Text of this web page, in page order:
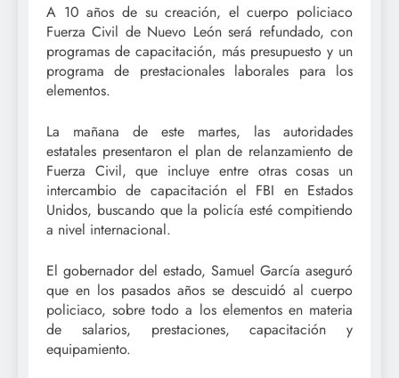
A 10 años de su creación, el cuerpo policiaco
Fuerza Civil de Nuevo León será refundado, con
programas de capacitación, más presupuesto y un
programa de prestacionales laborales para los
elementos.
La mañana de este martes, las autoridades
estatales presentaron el plan de relanzamiento de
Fuerza Civil, que incluye entre otras cosas un
intercambio de capacitación el FBI en Estados
Unidos, buscando que la policía esté compitiendo
a nivel internacional.
El gobernador del estado, Samuel García aseguró
que en los pasados años se descuidó al cuerpo
policiaco, sobre todo a los elementos en materia
de salarios, prestaciones, capacitación y
equipamiento.